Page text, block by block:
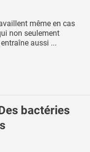
même en cas
non seulement
aussi ...
bactéries